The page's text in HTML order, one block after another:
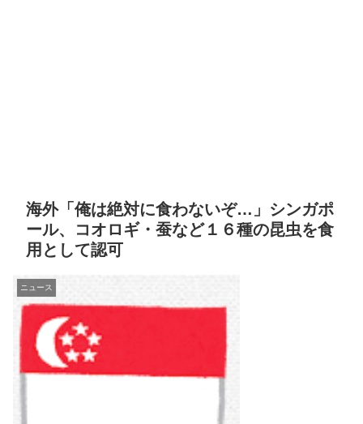
海外「俺は絶対に食わないぞ…」シンガポ
ール、コオロギ・蚕など１６種の昆虫を食
用として認可
ニュース